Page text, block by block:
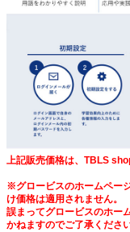
上記販売価格は、TBLS
※グロービスのホームペー
け価格は適用されません。
誤まってグロービスのホー
かねますのでご了承ください